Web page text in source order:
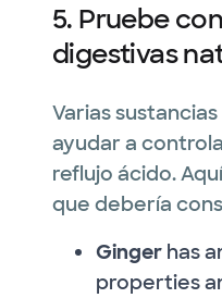
5. Pruebe
digestivas
Varias
ayudar a
reflujo ácido.
que debería
Ginger has
properties